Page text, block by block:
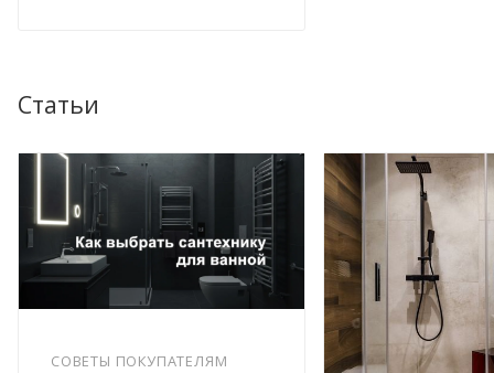
Статьи
СОВЕТЫ ПОКУПАТЕЛЯМ